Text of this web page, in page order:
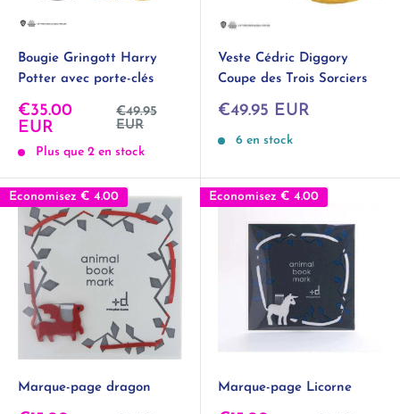
Bougie Gringott Harry
Potter avec porte-clés
Prix
réduit
€35.00
EUR
Prix
normal
€49.95
EUR
Plus que 2 en stock
Veste Cédric Diggory
Coupe des Trois Sorciers
Prix
€49.95 EUR
6 en stock
Economisez € 4.00
Marque-page dragon
Economisez € 4.00
Marque-page Licorne